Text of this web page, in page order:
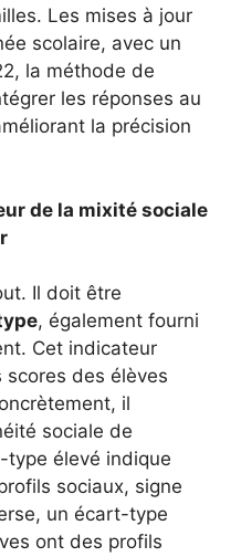
Les mises à jour
scolaire, avec un
la méthode de
les réponses au
la précision
de la mixité sociale
Il doit être
, également fourni
Cet indicateur
des élèves
il
sociale de
type élevé indique
sociaux, signe
un écart-type
ont des profils